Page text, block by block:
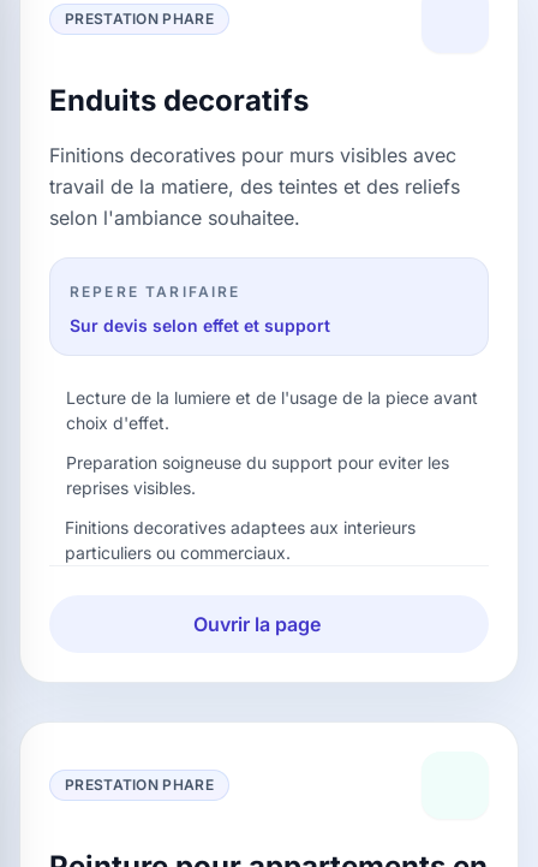
PRESTATION PHARE
Enduits decoratifs
Finitions decoratives pour murs visibles avec
travail de la matiere, des teintes et des reliefs
selon l'ambiance souhaitee.
REPERE TARIFAIRE
Sur devis selon effet et support
Lecture de la lumiere et de l'usage de la piece avant
choix d'effet.
Preparation soigneuse du support pour eviter les
reprises visibles.
Finitions decoratives adaptees aux interieurs
particuliers ou commerciaux.
Ouvrir la page
PRESTATION PHARE